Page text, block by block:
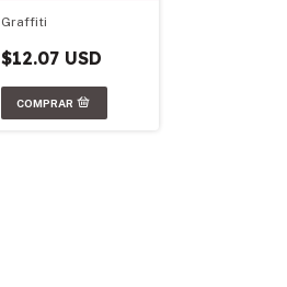
Graffiti
$12.07 USD